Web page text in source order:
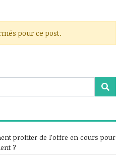
pour ce post.
profiter de l’offre en cours pour
?